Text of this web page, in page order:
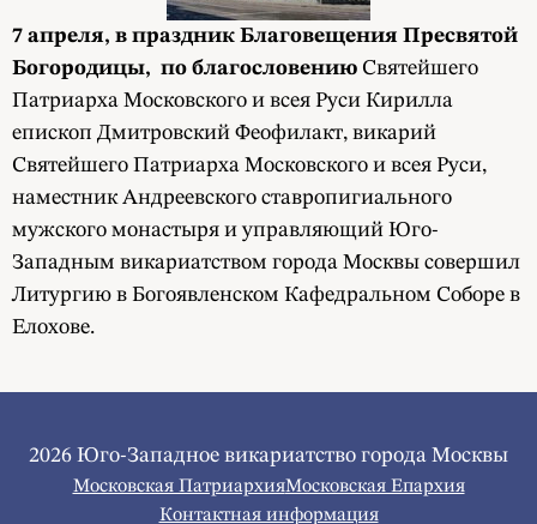
7 апреля, в праздник Благовещения Пресвятой
Богородицы, по благословению Святейшего
Патриарха Московского и всея Руси Кирилла
епископ Дмитровский Феофилакт, викарий
Святейшего Патриарха Московского и всея Руси,
наместник Андреевского ставропигиального
мужского монастыря и управляющий Юго-
Западным викариатством города Москвы совершил
Литургию в Богоявленском Кафедральном Соборе в
Елохове.
2026 Юго-Западное викариатство города Москвы
Московская ПатриархияМосковская Епархия
Контактная информация